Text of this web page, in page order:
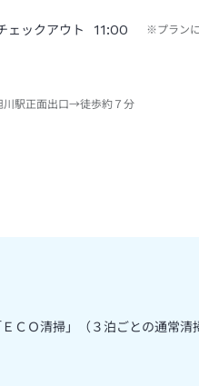
ェックアウト 11:00 ※プラン
川駅正面出口→徒歩約７分
ＣＯ清掃」（３泊ごとの通常清